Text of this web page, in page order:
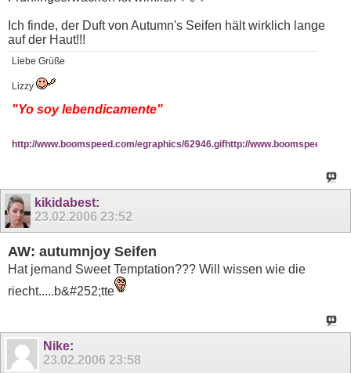
Ich finde, der Duft von Autumn's Seifen hält wirklich lange
auf der Haut!!!
Liebe Grüße
Lizzy
"Yo soy lebendicamente"
http://www.boomspeed.com/egraphics/62946.gifhttp://
kikidabest:
23.02.2006 23:52
AW: autumnjoy Seifen
Hat jemand Sweet Temptation??? Will wissen wie die
riecht.....b&#252;tte
Nike:
23.02.2006 23:58